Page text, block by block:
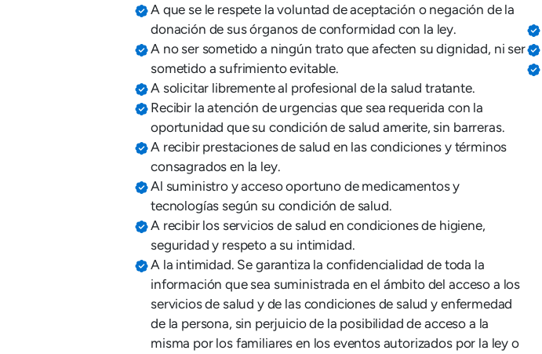
A que se le respete la voluntad de aceptación o negación de la
donación de sus órganos de conformidad con la ley.
A no ser sometido a ningún trato que afecten su dignidad, ni ser
sometido a sufrimiento evitable.
A solicitar libremente al profesional de la salud tratante.
Recibir la atención de urgencias que sea requerida con la
oportunidad que su condición de salud amerite, sin barreras.
A recibir prestaciones de salud en las condiciones y términos
consagrados en la ley.
Al suministro y acceso oportuno de medicamentos y
tecnologías según su condición de salud.
A recibir los servicios de salud en condiciones de higiene,
seguridad y respeto a su intimidad.
A la intimidad. Se garantiza la confidencialidad de toda la
información que sea suministrada en el ámbito del acceso a los
servicios de salud y de las condiciones de salud y enfermedad
de la persona, sin perjuicio de la posibilidad de acceso a la
misma por los familiares en los eventos autorizados por la ley o